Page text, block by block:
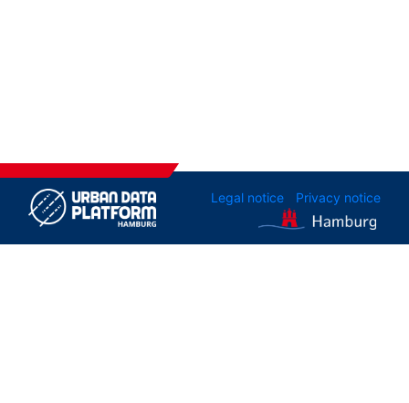
Legal notice Privacy notice